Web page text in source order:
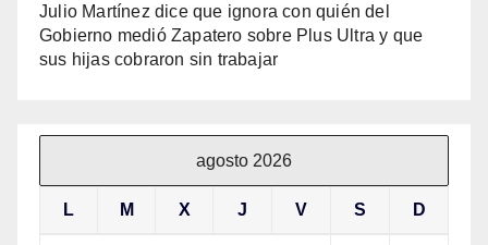
Julio Martínez dice que ignora con quién del
Gobierno medió Zapatero sobre Plus Ultra y que
sus hijas cobraron sin trabajar
agosto 2026
L M X J V S D